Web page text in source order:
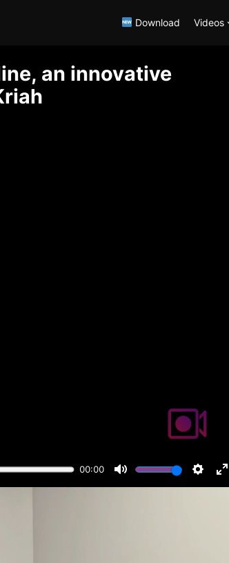
Download Videos
an innovative